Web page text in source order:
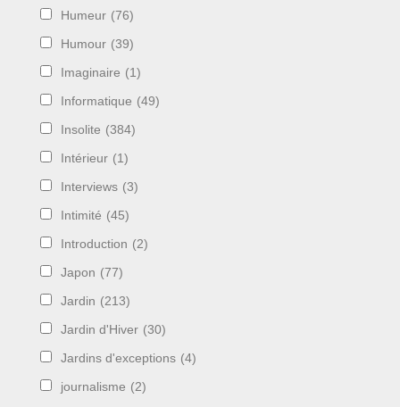
Humeur (76)
Humour (39)
Imaginaire (1)
Informatique (49)
Insolite (384)
Intérieur (1)
Interviews (3)
Intimité (45)
Introduction (2)
Japon (77)
Jardin (213)
Jardin d'Hiver (30)
Jardins d'exceptions (4)
journalisme (2)